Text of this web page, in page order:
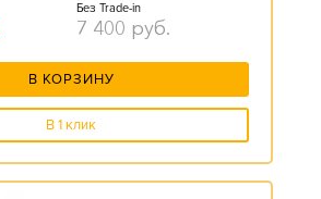
Без Trade-in
7 400 руб.
В КОРЗИНУ
В 1 клик